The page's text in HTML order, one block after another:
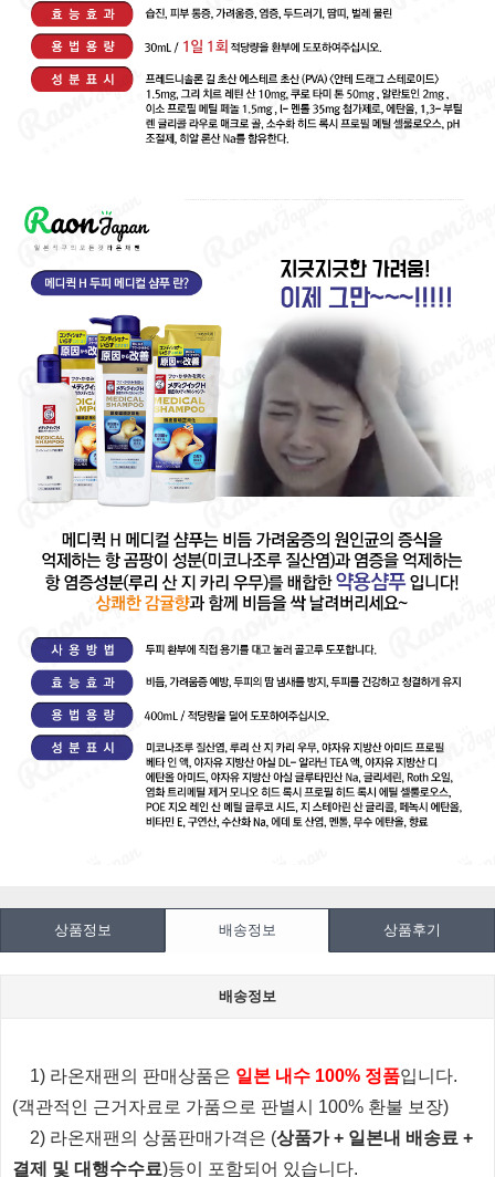
상품정보 배송정보 상품후기
배송정보
1) 라온재팬의 판매상품은 일본 내수 100% 정품입니다.
(객관적인 근거자료로 가품으로 판별시 100% 환불 보장)
2) 라온재팬의 상품판매가격은 (상품가 + 일본내 배송료 +
결제 및 대행수수료)등이 포함되어 있습니다.